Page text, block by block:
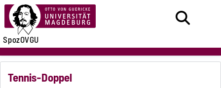
SpozOVGU
Tennis-Doppel